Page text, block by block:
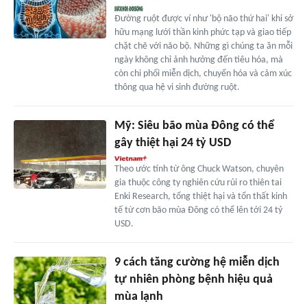
Đường ruột được ví như 'bộ não thứ hai' khi sở
hữu mạng lưới thần kinh phức tạp và giao tiếp
chặt chẽ với não bộ. Những gì chúng ta ăn mỗi
ngày không chỉ ảnh hưởng đến tiêu hóa, mà
còn chi phối miễn dịch, chuyển hóa và cảm xúc
thông qua hệ vi sinh đường ruột.
Mỹ: Siêu bão mùa Đông có thể
gây thiệt hại 24 tỷ USD
Theo ước tính từ ông Chuck Watson, chuyên
gia thuộc công ty nghiên cứu rủi ro thiên tai
Enki Research, tổng thiệt hại và tổn thất kinh
tế từ cơn bão mùa Đông có thể lên tới 24 tỷ
USD.
9 cách tăng cường hệ miễn dịch
tự nhiên phòng bệnh hiệu quả
mùa lạnh